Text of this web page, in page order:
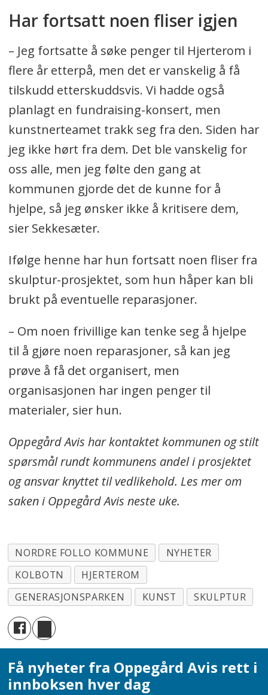
Har fortsatt noen fliser igjen
– Jeg fortsatte å søke penger til Hjerterom i
flere år etterpå, men det er vanskelig å få
tilskudd etterskuddsvis. Vi hadde også
planlagt en fundraising-konsert, men
kunstnerteamet trakk seg fra den. Siden har
jeg ikke hørt fra dem. Det ble vanskelig for
oss alle, men jeg følte den gang at
kommunen gjorde det de kunne for å
hjelpe, så jeg ønsker ikke å kritisere dem,
sier Sekkesæter.
Ifølge henne har hun fortsatt noen fliser fra
skulptur-prosjektet, som hun håper kan bli
brukt på eventuelle reparasjoner.
– Om noen frivillige kan tenke seg å hjelpe
til å gjøre noen reparasjoner, så kan jeg
prøve å få det organisert, men
organisasjonen har ingen penger til
materialer, sier hun.
Oppegård Avis har kontaktet kommunen og stilt
spørsmål rundt kommunens andel i prosjektet
og ansvar knyttet til vedlikehold. Les mer om
saken i Oppegård Avis neste uke.
NORDRE FOLLO KOMMUNE
NYHETER
KOLBOTN
HJERTEROM
GENERASJONSPARKEN
KUNST SKULPTUR
Få nyheter fra Oppegård Avis rett i
innboksen hver dag